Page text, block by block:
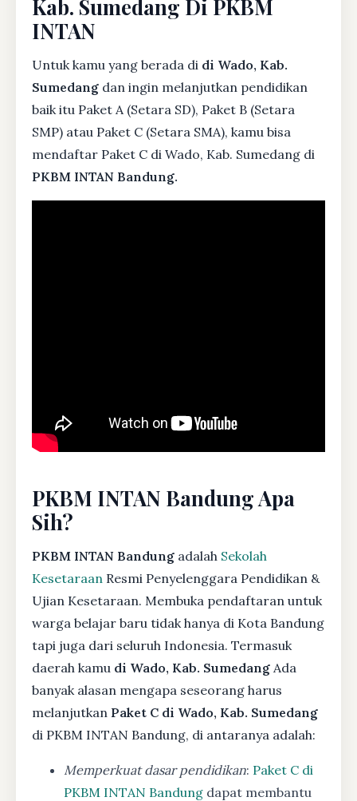
Kab. Sumedang Di PKBM
INTAN
Untuk kamu yang berada di di Wado, Kab.
Sumedang dan ingin melanjutkan pendidikan
baik itu Paket A (Setara SD), Paket B (Setara
SMP) atau Paket C (Setara SMA), kamu bisa
mendaftar Paket C di Wado, Kab. Sumedang di
PKBM INTAN Bandung.
PKBM INTAN Bandung Apa
Sih?
PKBM INTAN Bandung adalah Sekolah
Kesetaraan Resmi Penyelenggara Pendidikan &
Ujian Kesetaraan. Membuka pendaftaran untuk
warga belajar baru tidak hanya di Kota Bandung
tapi juga dari seluruh Indonesia. Termasuk
daerah kamu di Wado, Kab. Sumedang Ada
banyak alasan mengapa seseorang harus
melanjutkan Paket C di Wado, Kab. Sumedang
di PKBM INTAN Bandung, di antaranya adalah:
Memperkuat dasar pendidikan: Paket C di
PKBM INTAN Bandung dapat membantu